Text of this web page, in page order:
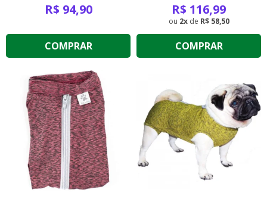
R$ 94,90
COMPRAR
R$ 116,99
2 de R$ 58,50
COMPRAR